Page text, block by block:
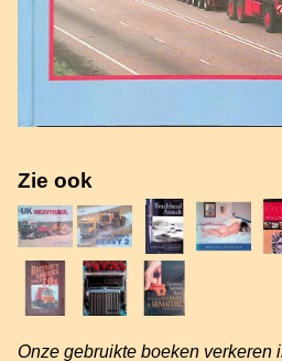
Zie ook
Onze gebruikte boeken verkeren